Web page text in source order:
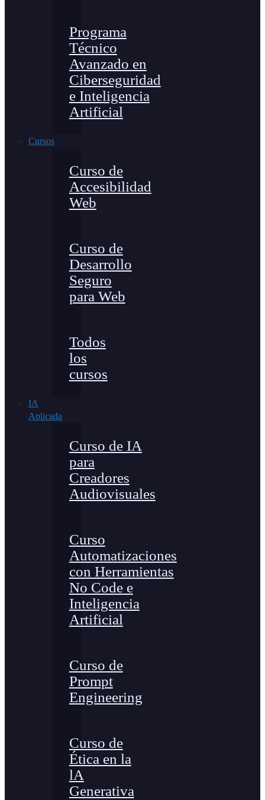
Programa
Técnico
Avanzado en
Ciberseguridad
e Inteligencia
Artificial
Cursos
Curso de
Accesibilidad
Web
Curso de
Desarrollo
Seguro
para Web
Todos
los
cursos
IA
Aplicada
Curso de IA
para
Creadores
Audiovisuales
Curso
Automatizaciones
con Herramientas
No Code e
Inteligencia
Artificial
Curso de
Prompt
Engineering
Curso de
Ética en la
lA
Generativa